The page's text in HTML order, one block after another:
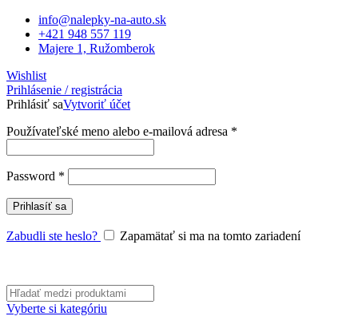
info@nalepky-na-auto.sk
+421 948 557 119
Majere 1, Ružomberok
Wishlist
Prihlásenie / registrácia
Prihlásiť saVytvoriť účet
Používateľské meno alebo e-mailová adresa *
Password *
Prihlasíť sa
Zabudli ste heslo? Zapamätať si ma na tomto zariadení
Vyberte si kategóriu